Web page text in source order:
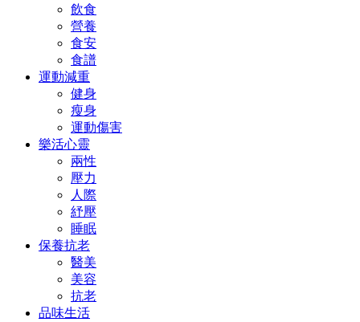
飲食
營養
食安
食譜
運動減重
健身
瘦身
運動傷害
樂活心靈
兩性
壓力
人際
紓壓
睡眠
保養抗老
醫美
美容
抗老
品味生活